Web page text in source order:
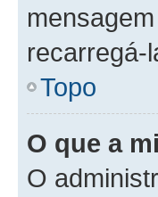
recarregá-
Topo
O que a
O